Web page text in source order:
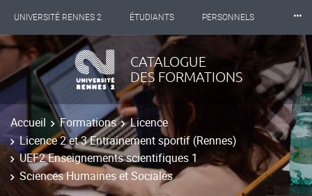
UNIVERSITÉ RENNES 2 ÉTUDIANTS PERSONNELS
INTERNATIONAL PROFESSIONNELS BIBLIOTHÈQUES
LES NOUVELLES DE RENNES 2
⸱⸱⸱
CATALOGUE
DES FORMATIONS
Accueil Formations
Licence
Licence 2 et 3 Entrainement sportif (Rennes)
UEF2 Enseignements scientifiques 1
Sciences Humaines et Sociales